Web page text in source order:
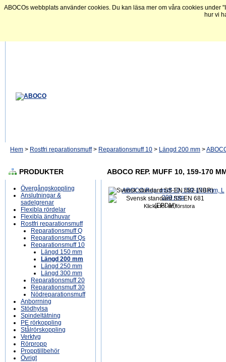
ABOCOs webbplats använder cookies. Du kan läsa mer om våra cookies
hur vi
Hem > Rostfri reparationsmuff> Reparationsmuff 10 > Längd 200 mm >
PRODUKTER
Övergångskoppling
Anslutningar &
sadelgrenar
Flexibla rördelar
Flexibla ändhuvar
Rostfri reparationsmuff
Reparationsmuff Q
Reparationsmuff Qs
Reparationsmuff 10
Längd 150 mm
Längd 200 mm
Längd 250 mm
Längd 300 mm
Reparationsmuff 20
Reparationsmuff 30
Nödreparationsmuff
Anborrning
Stödhylsa
Spindeltätning
PE rörkoppling
Stålrörskoppling
Verktyg
Rörpropp
Propptillbehör
Övrigt
ABOCO REP. MUFF 10, 159-170
Klicka för att förstora